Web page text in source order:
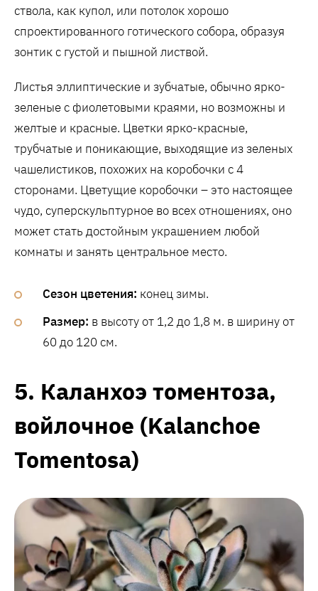
ствола, как купол, или потолок хорошо
спроектированного готического собора, образуя
зонтик с густой и пышной листвой.
Листья эллиптические и зубчатые, обычно ярко-
зеленые с фиолетовыми краями, но возможны и
желтые и красные. Цветки ярко-красные,
трубчатые и поникающие, выходящие из зеленых
чашелистиков, похожих на коробочки с 4
сторонами. Цветущие коробочки – это настоящее
чудо, суперскульптурное во всех отношениях, оно
может стать достойным украшением любой
комнаты и занять центральное место.
Сезон цветения: конец зимы.
Размер: в высоту от 1,2 до 1,8 м. в ширину от
60 до 120 см.
5. Каланхоэ томентоза,
войлочное (Kalanchoe
Tomentosa)